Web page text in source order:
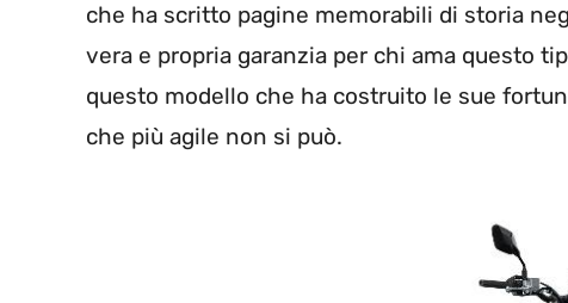
che ha scritto pagine memorabili di storia
vera e propria garanzia per chi ama questo
questo modello che ha costruito le sue
che più agile non si può.